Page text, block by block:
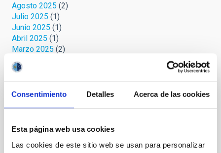
Consentimiento Detalles Acerca de las cookies
Esta página web usa cookies
Las cookies de este sitio web se usan para personalizar
Agosto 2025 (2)
Julio 2025 (1)
Junio 2025 (1)
Abril 2025 (1)
Marzo 2025 (2)
Febrero 2025
Octubre 2024
Septiembre 2024(1)
Agosto 2024(3)
Mayo 2024
Abril 2024
Marzo 2024 (1)